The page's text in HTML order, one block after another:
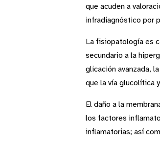
que acuden a
infradiagnóstico por
La fisiopatología es
secundario a la
glicación avanzada,
que la vía glucolítica
El daño a la
los factores
inflamatorias; así